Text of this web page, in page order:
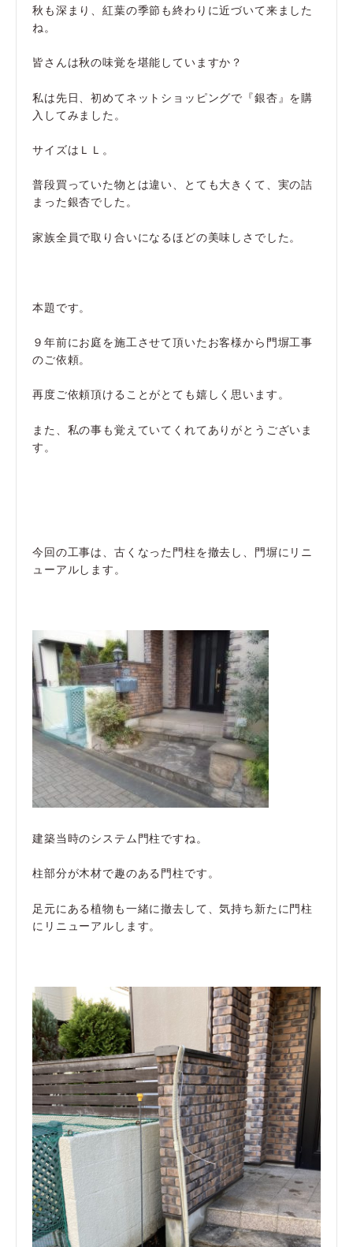
秋も深まり、紅葉の季節も終わりに近づいて来ました
ね。
皆さんは秋の味覚を堪能していますか？
私は先日、初めてネットショッピングで『銀杏』を購
入してみました。
サイズはＬＬ。
普段買っていた物とは違い、とても大きくて、実の詰
まった銀杏でした。
家族全員で取り合いになるほどの美味しさでした。
本題です。
９年前にお庭を施工させて頂いたお客様から門塀工事
のご依頼。
再度ご依頼頂けることがとても嬉しく思います。
また、私の事も覚えていてくれてありがとうございま
す。
今回の工事は、古くなった門柱を撤去し、門塀にリニ
ューアルします。
建築当時のシステム門柱ですね。
柱部分が木材で趣のある門柱です。
足元にある植物も一緒に撤去して、気持ち新たに門柱
にリニューアルします。